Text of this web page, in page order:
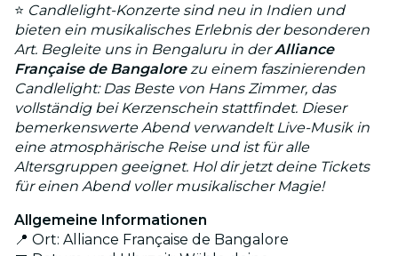
⭐ Candlelight-Konzerte sind neu in Indien und
bieten ein musikalisches Erlebnis der besonderen
Art. Begleite uns in Bengaluru in derAlliance
Française de Bangalorezu einem faszinierenden
Candlelight: Das Beste von Hans Zimmer, das
vollständig bei Kerzenschein stattfindet. Dieser
bemerkenswerte Abend verwandelt Live-Musik in
eine atmosphärische Reise und ist für alle
Altersgruppen geeignet. Hol dir jetzt deine Tickets
für einen Abend voller musikalischer Magie!
Allgemeine Informationen
📍 Ort: Alliance Française de Bangalore